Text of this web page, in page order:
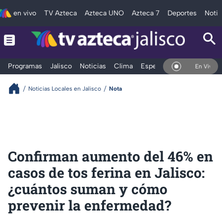
en vivo TV Azteca Azteca UNO Azteca 7 Deportes
Programas Jalisco Noticias Clima Espectáculos Deportes
En Vivo
Noticias Locales en Jalisco Nota
Confirman aumento del 46% en
casos de tos ferina en Jalisco:
¿cuántos suman y cómo
prevenir la enfermedad?